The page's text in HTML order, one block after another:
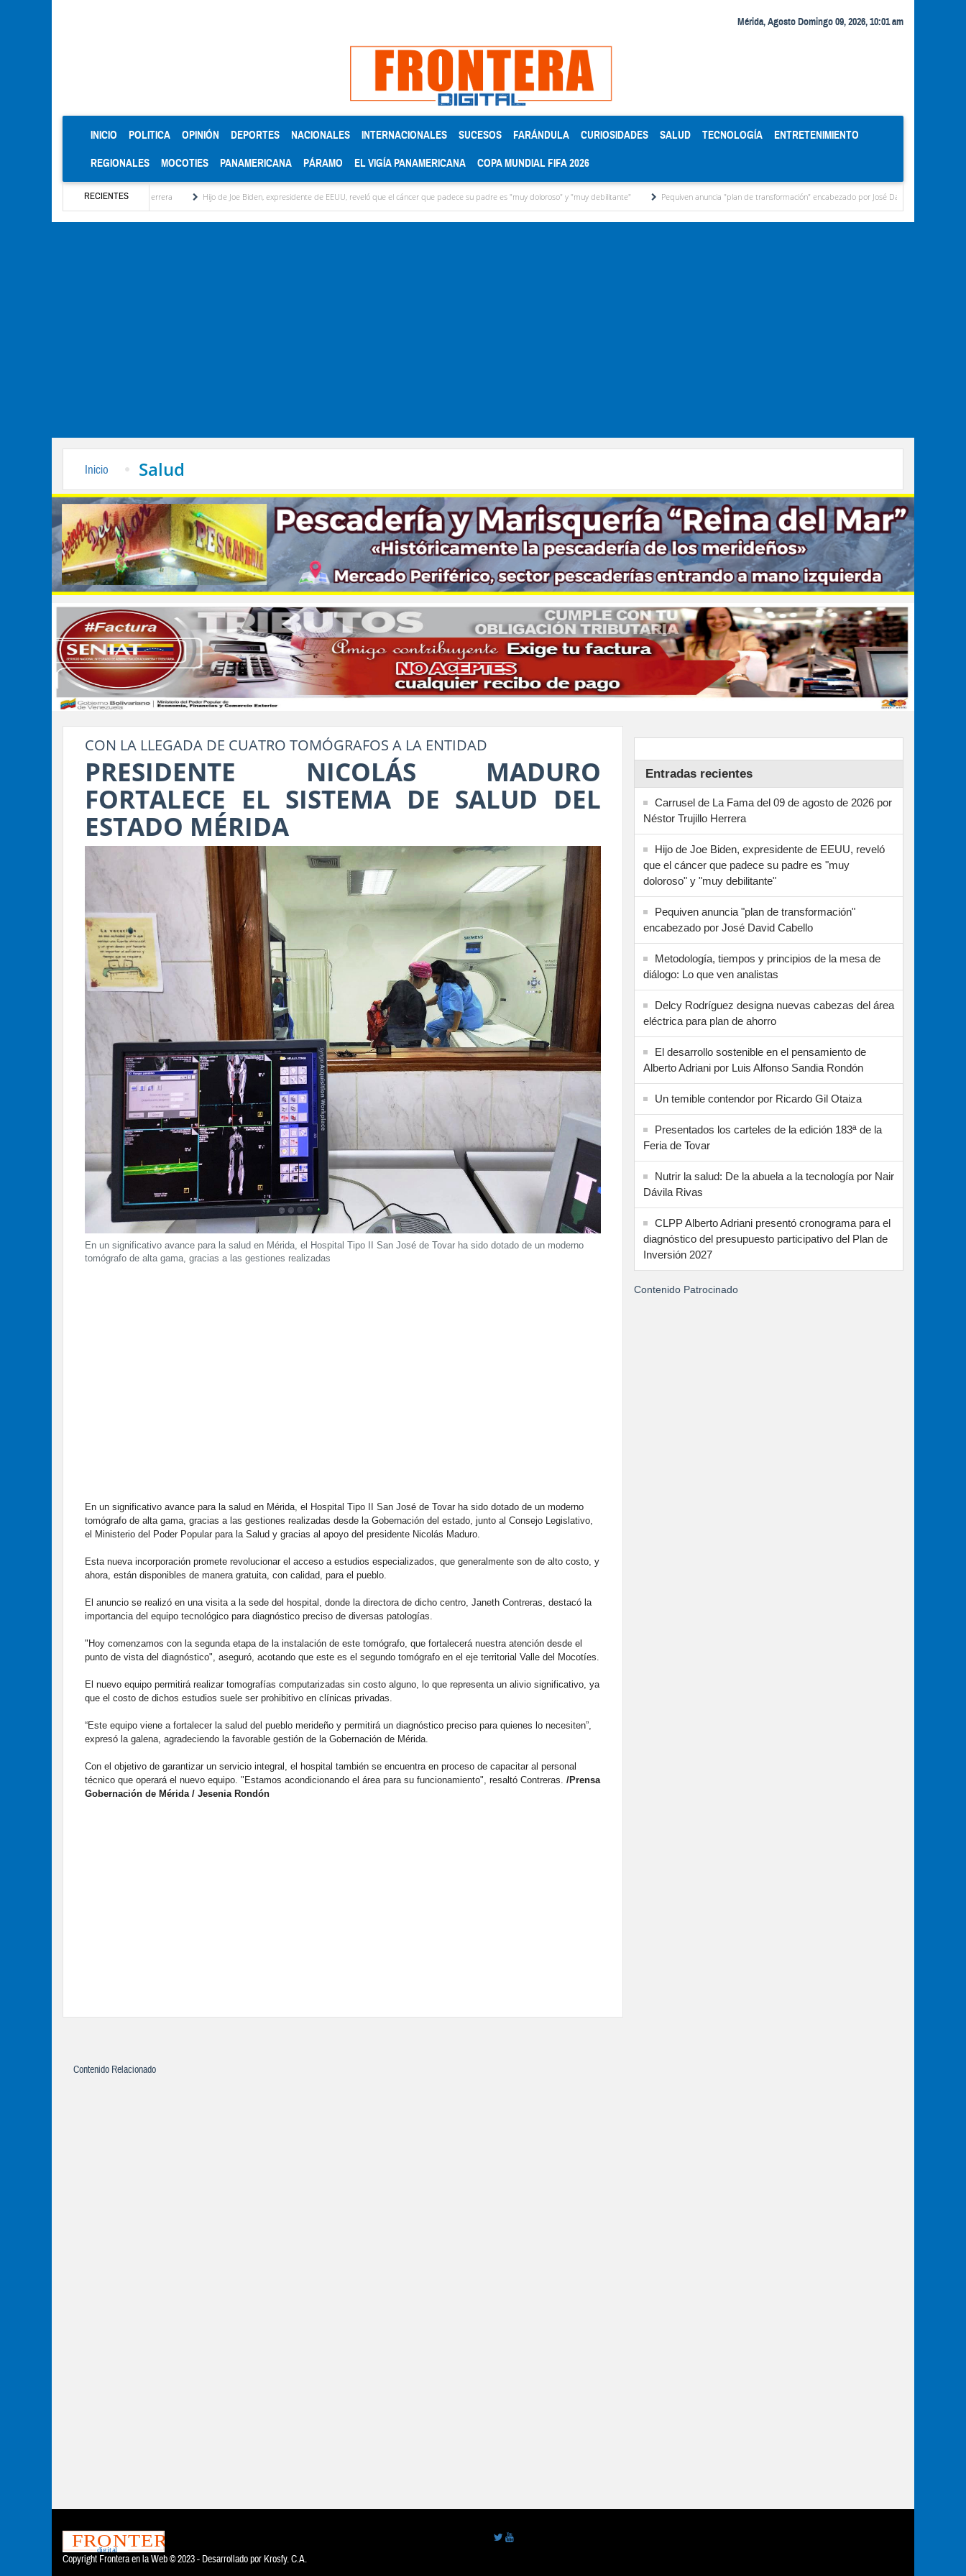
Mérida, Agosto Domingo 09, 2026, 10:01 am
INICIO (CURRENT)
POLITICA OPINIÓN DEPORTES NACIONALES INTERNACIONALES SUCESOS FARÁNDULA CURIOSIDADES SALUD TECNOLOGÍA ENTRETENIMIENTO
REGIONALES MOCOTIES PANAMERICANA PÁRAMO EL VIGÍA PANAMERICANA COPA MUNDIAL FIFA 2026
RECIENTES
2026 por Néstor Trujillo Herrera Hijo de Joe Biden, expresidente de EEUU, reveló que el cáncer que padece su padre es "muy doloroso" y "muy debilitante" Pequiven anuncia "plan de transformación" encabezado por José David Cabello
Inicio Salud
CON LA LLEGADA DE CUATRO TOMÓGRAFOS A LA ENTIDAD
PRESIDENTE NICOLÁS MADURO
FORTALECE EL SISTEMA DE SALUD DEL
ESTADO MÉRIDA
En un significativo avance para la salud en Mérida, el Hospital Tipo II San José de Tovar ha sido dotado de un moderno
tomógrafo de alta gama, gracias a las gestiones realizadas
En un significativo avance para la salud en Mérida, el Hospital Tipo II San José de Tovar ha sido dotado de un moderno
tomógrafo de alta gama, gracias a las gestiones realizadas desde la Gobernación del estado, junto al Consejo Legislativo,
el Ministerio del Poder Popular para la Salud y gracias al apoyo del presidente Nicolás Maduro.
Esta nueva incorporación promete revolucionar el acceso a estudios especializados, que generalmente son de alto costo, y
ahora, están disponibles de manera gratuita, con calidad, para el pueblo.
El anuncio se realizó en una visita a la sede del hospital, donde la directora de dicho centro, Janeth Contreras, destacó la
importancia del equipo tecnológico para diagnóstico preciso de diversas patologías.
"Hoy comenzamos con la segunda etapa de la instalación de este tomógrafo, que fortalecerá nuestra atención desde el
punto de vista del diagnóstico", aseguró, acotando que este es el segundo tomógrafo en el eje territorial Valle del Mocotíes.
El nuevo equipo permitirá realizar tomografías computarizadas sin costo alguno, lo que representa un alivio significativo, ya
que el costo de dichos estudios suele ser prohibitivo en clínicas privadas.
“Este equipo viene a fortalecer la salud del pueblo merideño y permitirá un diagnóstico preciso para quienes lo necesiten”,
expresó la galena, agradeciendo la favorable gestión de la Gobernación de Mérida.
Con el objetivo de garantizar un servicio integral, el hospital también se encuentra en proceso de capacitar al personal
técnico que operará el nuevo equipo. "Estamos acondicionando el área para su funcionamiento", resaltó Contreras. /Prensa
Gobernación de Mérida / Jesenia Rondón
Entradas recientes
Carrusel de La Fama del 09 de agosto de 2026 por
Néstor Trujillo Herrera
Hijo de Joe Biden, expresidente de EEUU, reveló
que el cáncer que padece su padre es "muy
doloroso" y "muy debilitante"
Pequiven anuncia "plan de transformación"
encabezado por José David Cabello
Metodología, tiempos y principios de la mesa de
diálogo: Lo que ven analistas
Delcy Rodríguez designa nuevas cabezas del área
eléctrica para plan de ahorro
El desarrollo sostenible en el pensamiento de
Alberto Adriani por Luis Alfonso Sandia Rondón
Un temible contendor por Ricardo Gil Otaiza
Presentados los carteles de la edición 183ª de la
Feria de Tovar
Nutrir la salud: De la abuela a la tecnología por Nair
Dávila Rivas
CLPP Alberto Adriani presentó cronograma para el
diagnóstico del presupuesto participativo del Plan de
Inversión 2027
Contenido Patrocinado
Contenido Relacionado
Copyright Frontera en la Web © 2023 - Desarrollado por Krosfy. C.A.